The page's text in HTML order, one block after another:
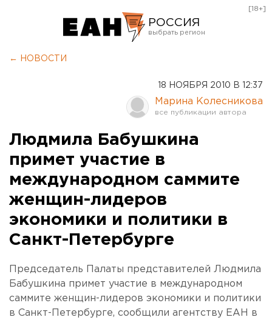
РОССИЯ
Оренбург
[18+]
← НОВОСТИ
18 НОЯБРЯ 2010 В 12:37
Марина Колесникова
Людмила Бабушкина
примет участие в
международном саммите
женщин-лидеров
экономики и политики в
Санкт-Петербурге
Председатель Палаты представителей Людмила
Бабушкина примет участие в международном
саммите женщин-лидеров экономики и политики
в Санкт-Петербурге, сообщили агентству ЕАН в